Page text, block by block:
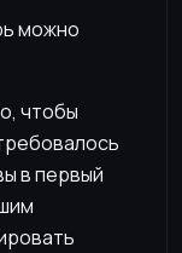
можно
чтобы
в первый